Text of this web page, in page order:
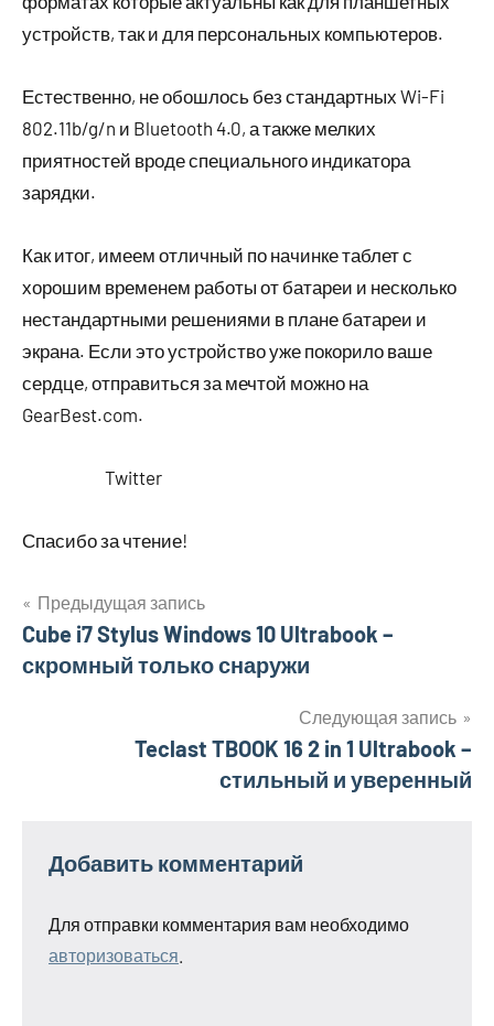
устройств, так и для персональных компьютеров.
Естественно, не обошлось без стандартных Wi-Fi
802.11b/g/n и Bluetooth 4.0, а также мелких
приятностей вроде специального индикатора
зарядки.
Как итог, имеем отличный по начинке таблет с
хорошим временем работы от батареи и несколько
нестандартными решениями в плане батареи и
экрана. Если это устройство уже покорило ваше
сердце, отправиться за мечтой можно на
GearBest.com.
Twitter
Спасибо за чтение!
Навигация
по
Предыдущая запись
Cube i7 Stylus Windows 10 Ultrabook –
скромный только снаружи
Следующая запись
Teclast TBOOK 16 2 in 1 Ultrabook –
стильный и уверенный
Добавить комментарий
Для отправки комментария вам необходимо
авторизоваться